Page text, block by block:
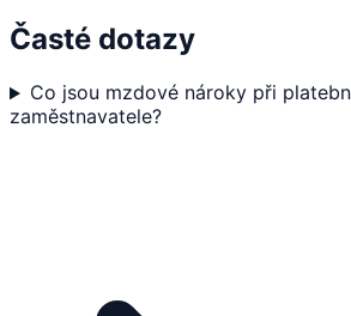
Časté dotazy
Co jsou mzdové nároky při
zaměstnavatele?